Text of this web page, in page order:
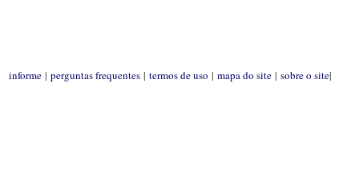
informe | perguntas frequentes | termos de uso | mapa do site | sobre o site|